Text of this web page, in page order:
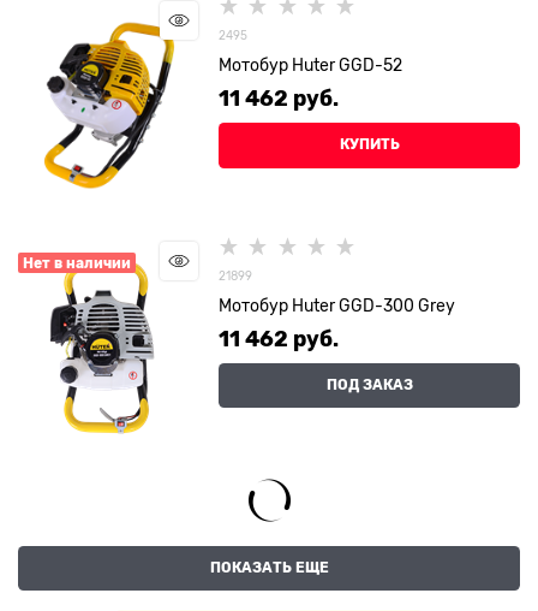
2495
Мотобур Huter GGD-52
11 462 руб.
КУПИТЬ
Нет в наличии
21899
Мотобур Huter GGD-300 Grey
11 462 руб.
ПОД ЗАКАЗ
ПОКАЗАТЬ ЕЩЕ